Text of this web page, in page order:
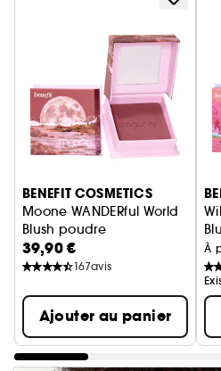
BENEFIT COSMETICS
Moone WANDERful World
Blush poudre
39,90 €
167avis
Ajouter au panier
À